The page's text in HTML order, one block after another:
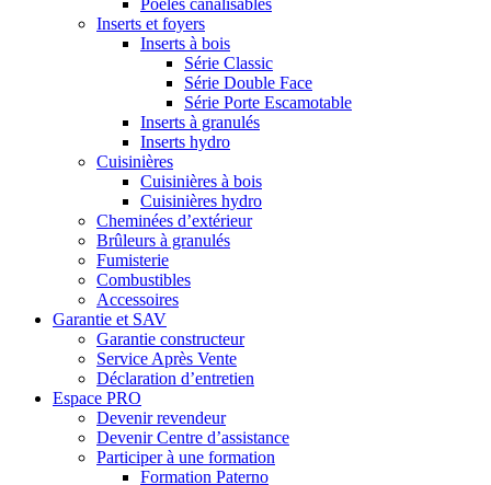
Poêles canalisables
Inserts et foyers
Inserts à bois
Série Classic
Série Double Face
Série Porte Escamotable
Inserts à granulés
Inserts hydro
Cuisinières
Cuisinières à bois
Cuisinières hydro
Cheminées d’extérieur
Brûleurs à granulés
Fumisterie
Combustibles
Accessoires
Garantie et SAV
Garantie constructeur
Service Après Vente
Déclaration d’entretien
Espace PRO
Devenir revendeur
Devenir Centre d’assistance
Participer à une formation
Formation Paterno